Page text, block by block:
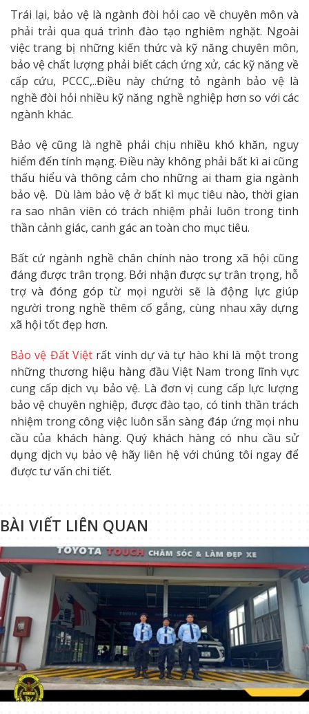
Trái lại, bảo vệ là ngành đòi hỏi cao về chuyên môn và
phải trải qua quá trình đào tạo nghiêm nghặt. Ngoài
việc trang bị những kiến thức và kỹ năng chuyên môn,
bảo vệ chất lượng phải biết cách ứng xử, các kỹ năng về
cấp cứu, PCCC,..Điều này chứng tỏ ngành bảo vệ là
nghề đòi hỏi nhiều kỹ năng nghề nghiệp hơn so với các
ngành khác.
Bảo vệ cũng là nghề phải chịu nhiều khó khăn, nguy
hiểm đến tính mạng. Điều này không phải bất kì ai cũng
thấu hiểu và thông cảm cho những ai tham gia ngành
bảo vệ. Dù làm bảo vệ ở bất kì mục tiêu nào, thời gian
ra sao nhân viên có trách nhiệm phải luôn trong tinh
thần cảnh giác, canh gác an toàn cho mục tiêu.
Bất cứ ngành nghề chân chính nào trong xã hội cũng
đáng được trân trọng. Bởi nhận được sự trân trọng, hỗ
trợ và đóng góp từ mọi người sẽ là động lực giúp
người trong nghề thêm cố gắng, cùng nhau xây dựng
xã hội tốt đẹp hơn.
Bảo vệ Đất Việtrất vinh dự và tự hào khi là một trong
những thương hiệu hàng đầu Việt Nam trong lĩnh vực
cung cấp dịch vụ bảo vệ. Là đơn vị cung cấp lực lượng
bảo vệ chuyên nghiệp, được đào tạo, có tinh thần trách
nhiệm trong công việc luôn sẵn sàng đáp ứng mọi nhu
cầu của khách hàng. Quý khách hàng có nhu cầu sử
dụng dịch vụ bảo vệ hãy liên hệ với chúng tôi ngay để
được tư vấn chi tiết.
BÀI VIẾT LIÊN QUAN